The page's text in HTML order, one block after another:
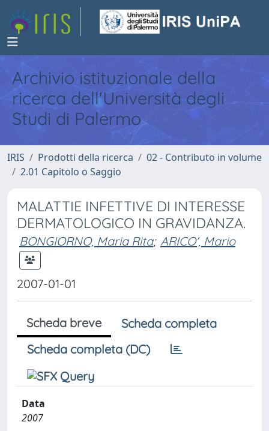
Archivio istituzionale della
ricerca dell'Università degli
Studi di Palermo
IRIS Prodotti della ricerca
02 - Contributo in volume
2.01 Capitolo o Saggio
MALATTIE INFETTIVE DI INTERESSE
DERMATOLOGICO IN GRAVIDANZA.
BONGIORNO, Maria Rita; ARICO', Mario
2007-01-01
Scheda breve
Scheda completa
Scheda completa (DC)
Data
2007